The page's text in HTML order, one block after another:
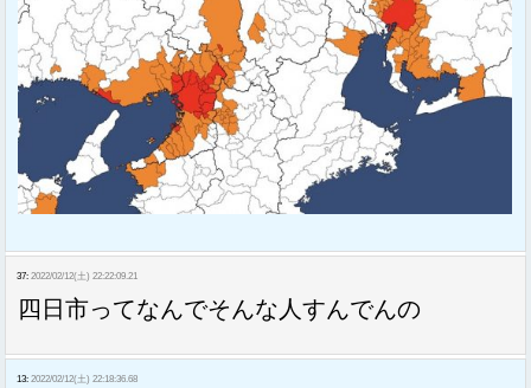
37: 2022/02/12(土) 22:22:09.21
四日市ってなんでそんな人すんでんの
13: 2022/02/12(土) 22:18:36.68